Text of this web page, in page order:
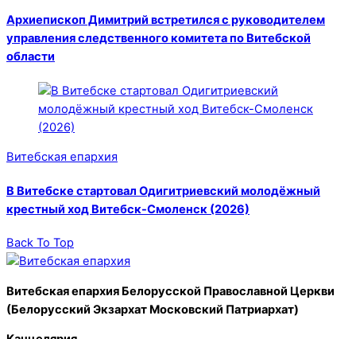
Архиепископ Димитрий встретился с руководителем
управления следственного комитета по Витебской
области
Витебская епархия
В Витебске стартовал Одигитриевский молодёжный
крестный ход Витебск-Смоленск (2026)
Back To Top
Витебская епархия Белорусской Православной Церкви
(Белорусский Экзархат Московский Патриархат)